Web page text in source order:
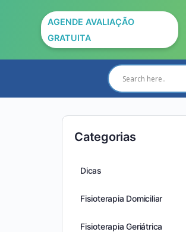
AGENDE AVALIAÇÃO
GRATUITA
Categorias
Dicas
Fisioterapia Domiciliar
Fisioterapia Geriátrica